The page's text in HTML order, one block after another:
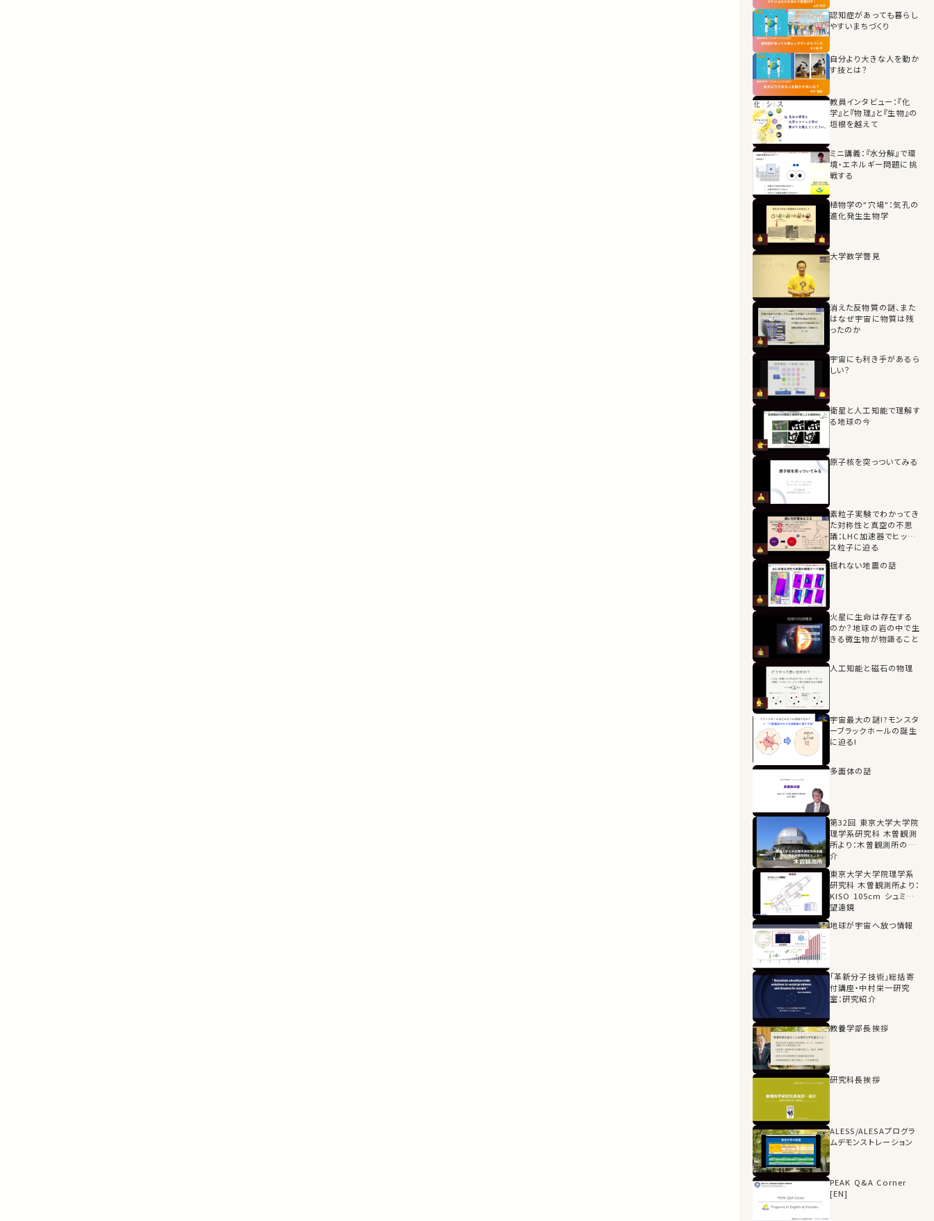
認知症があっても暮らし
やすいまちづくり
自分より大きな人を動か
す技とは？
教員インタビュー：『化
学』と『物理』と『生物』の
垣根を越えて
ミニ講義：『水分解』で環
境・エネルギー問題に挑
戦する
植物学の"穴場"：気孔の
進化発生生物学
大学数学暼見
消えた反物質の謎、また
はなぜ宇宙に物質は残
ったのか
宇宙にも利き手があるら
しい？
衛星と人工知能で理解す
る地球の今
原子核を突っついてみる
素粒子実験でわかってき
た対称性と真空の不思
議：LHC加速器でヒッグ
ス粒子に迫る
揺れない地震の話
火星に生命は存在する
のか？地球の岩の中で生
きる微生物が物語ること
人工知能と磁石の物理
宇宙最大の謎!?モンスタ
ーブラックホールの誕生
に迫る!
多面体の話
第32回 東京大学大学院
理学系研究科 木曽観測
所より：木曽観測所の紹
介
東京大学大学院理学系
研究科 木曽観測所より：
KISO 105cm シュミット
望遠鏡
地球が宇宙へ放つ情報
「革新分子技術」総括寄
付講座・中村栄一研究
室：研究紹介
教養学部長挨拶
研究科長挨拶
ALESS/ALESAプログラ
ムデモンストレーション
PEAK Q&A Corner
[EN]